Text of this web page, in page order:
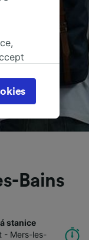
Bains
stanice
- Mers-les-
page.